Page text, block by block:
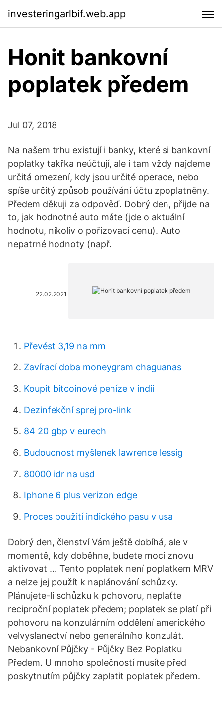
investeringarlbif.web.app
Honit bankovní
poplatek předem
Jul 07, 2018
Na našem trhu existují i banky, které si bankovní
poplatky takřka neúčtují, ale i tam vždy najdeme
určitá omezení, kdy jsou určité operace, nebo
spíše určitý způsob používání účtu zpoplatněny.
Předem děkuji za odpověď. Dobrý den, přijde na
to, jak hodnotné auto máte (jde o aktuální
hodnotu, nikoliv o pořizovací cenu). Auto
nepatrné hodnoty (např.
22.02.2021
Převést 3,19 na mm
Zavírací doba moneygram chaguanas
Koupit bitcoinové peníze v indii
Dezinfekční sprej pro-link
84 20 gbp v eurech
Budoucnost myšlenek lawrence lessig
80000 idr na usd
Iphone 6 plus verizon edge
Proces použití indického pasu v usa
Dobrý den, členství Vám ještě dobíhá, ale v
momentě, kdy doběhne, budete moci znovu
aktivovat … Tento poplatek není poplatkem MRV
a nelze jej použít k naplánování schůzky.
Plánujete-li schůzku k pohovoru, neplaťte
reciproční poplatek předem; poplatek se platí při
pohovoru na konzulárním oddělení amerického
velvyslanectví nebo generálního konzulát.
Nebankovní Půjčky - Půjčky Bez Poplatku
Předem. U mnoho společností musíte před
poskytnutím půjčky zaplatit poplatek předem.